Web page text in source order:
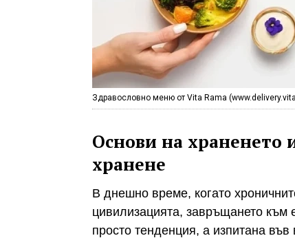
Здравословно меню от Vita Rama
Основи на храненето
хранене
В днешно време, когато
цивилизацията, завръщането към
просто тенденция, а изпитана